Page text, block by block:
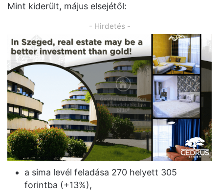
Mint kiderült, május elsejétől:
- Hirdetés -
a sima levél feladása 270 helyett 305
forintba (+13%),